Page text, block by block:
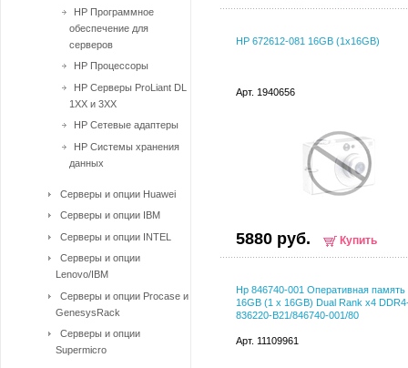
HP 672612-081 16GB (1x16GB)
Арт. 1940656
5880 руб. Купить
Hp 846740-001 Оперативная память
16GB (1 x 16GB) Dual Rank x4
836220-B21/846740-001/80
Арт. 11109961
HP Программное
обеспечение для
серверов
HP Процессоры
HP Серверы ProLiant DL
1XX и 3XX
HP Сетевые адаптеры
HP Системы хранения
данных
Серверы и опции Huawei
Серверы и опции IBM
Серверы и опции INTEL
Серверы и опции
Lenovo/IBM
Серверы и опции Procase и
GenesysRack
Серверы и опции
Supermicro